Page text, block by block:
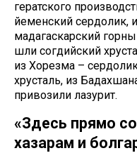
гератского
йеменский сердолик,
мадагаскарский
шли согдийский
из Хорезма –
хрусталь, из
привозили лазурит.
«Здесь прямо
хазарам и